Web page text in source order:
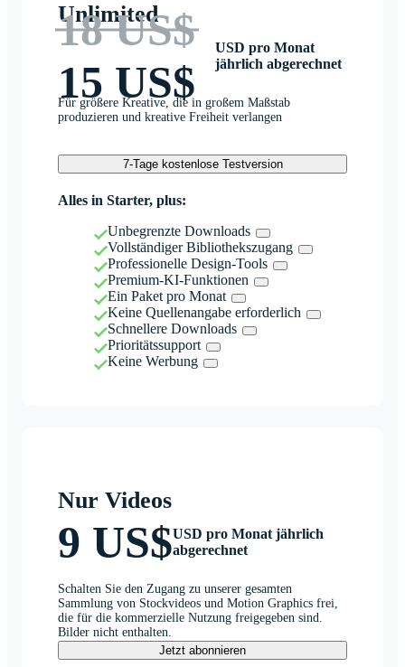
Unlimited
18 US$
15 US$
USD pro Monat
jährlich abgerechnet
Für größere Kreative, die in großem Maßstab
produzieren und kreative Freiheit verlangen
7-Tage kostenlose Testversion
Alles in Starter, plus:
Unbegrenzte Downloads
Vollständiger Bibliothekszugang
Professionelle Design-Tools
Premium-KI-Funktionen
Ein Paket pro Monat
Keine Quellenangabe erforderlich
Schnellere Downloads
Prioritätssupport
Keine Werbung
Nur Videos
9 US$USD pro Monat jährlich
abgerechnet
Schalten Sie den Zugang zu unserer gesamten
Sammlung von Stockvideos und Motion Graphics frei,
die für die kommerzielle Nutzung freigegeben sind.
Bilder nicht enthalten.
Jetzt abonnieren